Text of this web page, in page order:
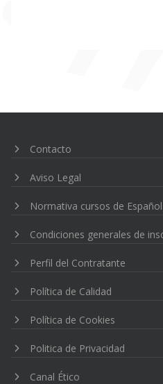
Contacto
Aviso Legal
Normativa cursos de Español
Condiciones generales de
Perfil del Contratante
Política de Calidad
Política de Cookies
Politica de Privacidad
Canal Ético